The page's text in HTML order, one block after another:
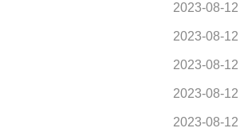
2023-08-12
2023-08-12
2023-08-12
2023-08-12
2023-08-12